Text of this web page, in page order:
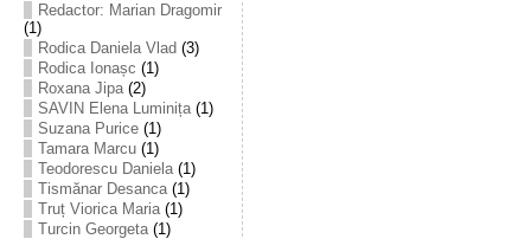
Redactor: Marian Dragomir
(1)
Rodica Daniela Vlad (3)
Rodica Ionașc (1)
Roxana Jipa(2)
SAVIN Elena Luminița(1)
Suzana Purice(1)
Tamara Marcu(1)
Teodorescu Daniela(1)
Tismănar Desanca(1)
Truț Viorica Maria(1)
Turcin Georgeta(1)